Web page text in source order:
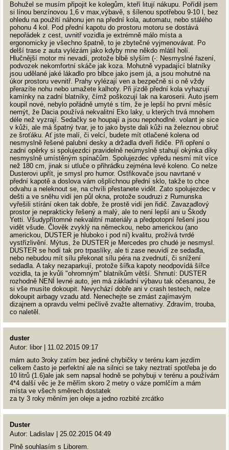
Bohužel se musím připojit ke kolegům, kteří litují nákupu. Pořídil jsem
si línou benzínovou 1,6 v max,výbavě, s šílenou spotřebou 9-10 l, bez
ohledu na použití náhonu jen na přední kola, automatu, nebo stálého
pohonu 4 kol. Pod přední kapotu do prostoru motoru se dostává
nepořádek z cest, uvnitř vozidla je extrémně málo místa a
ergonomicky je všechno špatně, to je zbytečné vyjmenovávat. Po
delší trase z auta vylézám jako kdyby mne někdo mlátil holí.
Hlučnější motor mi nevadí, protože blbě slyším (-: Nesmyslné řazení,
podvozek nekomfortní skáče jak koza. Mohutně vypadající blatníky
jsou udělané jaké lákadlo pro blbce jako jsem já, a jsou mohutné na
úkor prostoru vevnitř. Prahy vylézají ven a bezpečně si o ně vždy
přerazíte nohu nebo umažete kalhoty. Při jízdě přední kola vyhazují
kamínky na zadní blatníky, čímž poškozují lak na karoserii. Auto jsem
koupil nové, nebylo pořádně umyté s tím, že je lepší ho první měsíc
nemýt, že Dacia používá nekvalitní Eko laky, u kterých trvá mnohem
déle než vyzrají. Sedačky se houpají a jsou nepohodlné. volant je sice
v kůži, ale má špatný tvar, je to jako byste dali kůži na železnou obruč
ze šroťáku. Ať jste malí, či velcí, budete mít otlačené kolena od
nesmyslně řešené palubní desky a držadla dveří řidiče. Při opření o
zadní opěrky si spolujezdci pravidelně neúmyslně stahují okýnka díky
nesmyslně umístěným spínačům. Spolujezdec vpředu nesmí mít více
než 180 cm, jinak si utluče o přihrádku zejména levé koleno. Co nelze
Dusterovi upřít, je smysl pro humor. Ostřikovače jsou navrtané v
přední kapotě a doslova vám ošplíchnou přední sklo, takže to chce
odvahu a neleknout se, na chvíli přestanete vidět. Zato spolujezdec v
dešti a ve sněhu vidí jen půl okna, protože soudruzi z Rumunska
vyřešili stírání oken tak dobře, že prostě vidí jen řidič. Zavazadlový
prostor je neprakticky řešený a malý, ale to není lepší ani u Škody
Yetti. Všudypřítomné nekvalitní materiály a předpotopní řešení jsou
vidět všude. Člověk zvyklý na německou, nebo americkou (ano
americkou, DUSTER je hluboko i pod ní) kvalitu, prožívá tvrdé
vystřízlivění. Mýtus, že DUSTER je Mercedes pro chudé je nesmysl.
DUSTER se hodí tak pro trpaslíky, ale ti zase neuvidí ze sedadla,
nebo nebudou mít sílu překonat sílu péra na zvednutí, či snížení
sedadla. A taky nezaparkují, protože šířka kapoty neodpovídá šířce
vozidla, ta je kvůli "ohromným" blatníkům větší. Shrnutí: DUSTER
rozhodně NENÍ levné auto, jen má základní výbavu tak očesanou, že
si vše musíte dokoupit. Nevychází dobře ani v crash testech, nelze
dokoupit airbagy vzadu atd. Nenechejte se zmást zajímavým
dizajnem a opravdu velmi pečlivě zvažte alternativy. Zdravím, trouba,
co naletěl.
duster
Autor: libor | 11.02.2015 09:17
mám auto 3roky zatím bez jediné chybičky v terénu kam jezdím
celkem často je perfektní ale na silnici se taky neztratí spotřeba je do
10 litrů (1.6)ale jak sem napsal hodně se pohybuji v terénu a používám
4*4 další věc je že měřím skoro 2 metry o váze pomlčím a mám
místa ve všech směrech dostatek
za ty 3 roky měním jen oleje a jedno rozbité zrcátko
Duster
Autor: Ladislav | 25.02.2015 04:49
Plně souhlasím s Liborem.